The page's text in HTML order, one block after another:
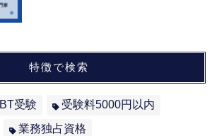
特徴で検索
IBT受験
受験料5000円以内
業務独占資格